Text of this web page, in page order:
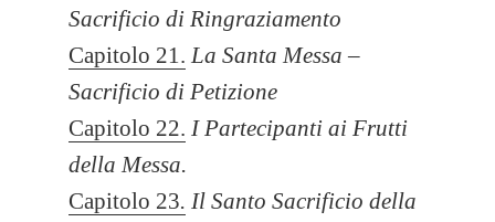
Sacrificio di Ringraziamento
Capitolo 21. La Santa Messa –
Sacrificio di Petizione
Capitolo 22. I Partecipanti ai Frutti
della Messa.
Capitolo 23. Il Santo Sacrificio della